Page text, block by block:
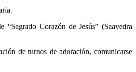
“Sagrado Corazón de Jesús” (Saavedra
de turnos de adoración, comunicarse